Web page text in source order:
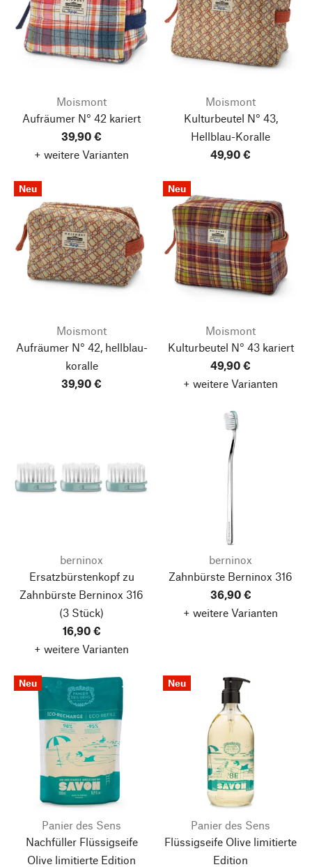
Moismont
Aufräumer N° 42 kariert
39,90 €
+ weitere Varianten
Moismont
Kulturbeutel N° 43,
Hellblau-Koralle
49,90 €
Neu
Moismont
Aufräumer N° 42, hellblau-
koralle
39,90 €
Neu
Moismont
Kulturbeutel N° 43 kariert
49,90 €
+ weitere Varianten
berninox
Ersatzbürstenkopf zu
Zahnbürste Berninox 316
(3 Stück)
16,90 €
+ weitere Varianten
berninox
Zahnbürste Berninox 316
36,90 €
+ weitere Varianten
Neu
Panier des Sens
Nachfüller Flüssigseife
Olive limitierte Edition
Neu
Panier des Sens
Flüssigseife Olive limitierte
Edition